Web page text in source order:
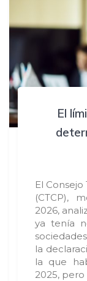
El
El
(CTCP),
2026,
ya tenía
la
la que
2025,